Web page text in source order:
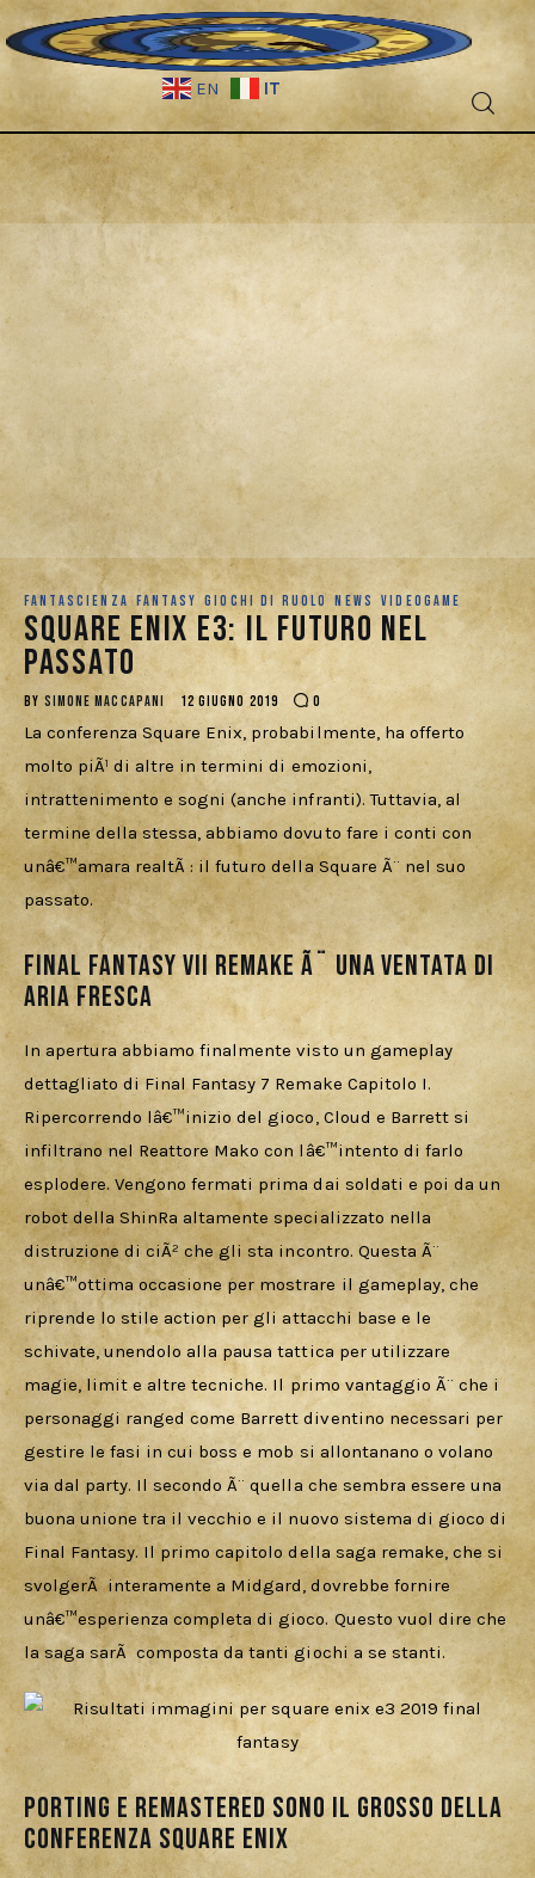
EN IT
Fantascienza
Fantasy
Recensioni
Libri e fumetti
Cercatori
Download
FANTASCIENZA FANTASY GIOCHI DI RUOLO NEWS VIDEOGAME
Square Enix E3: Il futuro nel
passato
BY SIMONE MACCAPANI 12 GIUGNO 2019 0
La conferenza Square Enix, probabilmente, ha offerto
molto piÃ¹ di altre in termini di emozioni,
intrattenimento e sogni (anche infranti). Tuttavia, al
termine della stessa, abbiamo dovuto fare i conti con
unâ€™amara realtÃ : il futuro della Square Ã¨ nel suo
passato.
Final Fantasy VII Remake Ã¨ una ventata di
aria fresca
In apertura abbiamo finalmente visto un gameplay
dettagliato di Final Fantasy 7 Remake Capitolo I.
Ripercorrendo lâ€™inizio del gioco, Cloud e Barrett si
infiltrano nel Reattore Mako con lâ€™intento di farlo
esplodere. Vengono fermati prima dai soldati e poi da un
robot della ShinRa altamente specializzato nella
distruzione di ciÃ² che gli sta incontro. Questa Ã¨
unâ€™ottima occasione per mostrare il gameplay, che
riprende lo stile action per gli attacchi base e le
schivate, unendolo alla pausa tattica per utilizzare
magie, limit e altre tecniche. Il primo vantaggio Ã¨ che i
personaggi ranged come Barrett diventino necessari per
gestire le fasi in cui boss e mob si allontanano o volano
via dal party. Il secondo Ã¨ quella che sembra essere una
buona unione tra il vecchio e il nuovo sistema di gioco di
Final Fantasy. Il primo capitolo della saga remake, che si
svolgerÃ  interamente a Midgard, dovrebbe fornire
unâ€™esperienza completa di gioco. Questo vuol dire che
la saga sarÃ  composta da tanti giochi a se stanti.
Porting e Remastered sono il grosso della
conferenza Square Enix